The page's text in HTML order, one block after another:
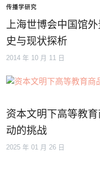
传播学研究
上海世博会中国馆
史与现状探析
2014 年 10 月 11 日
资本文明下高等教
动的挑战
2025 年 01 月 26 日